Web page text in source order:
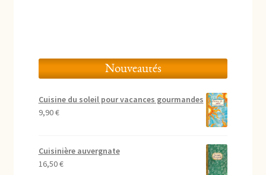
Nouveautés
Cuisine du soleil pour vacances gourmandes
9,90€
Cuisinière auvergnate
16,50€